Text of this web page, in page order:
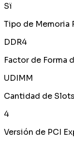
Sï
Tipo de Memoria
DDR4
Factor de Forma
UDIMM
Cantidad de
4
Versión de PCI